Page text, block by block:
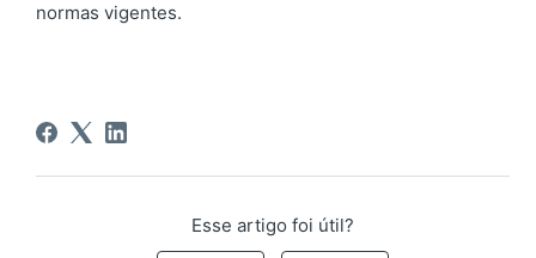
normas vigentes.
Esse artigo foi útil?